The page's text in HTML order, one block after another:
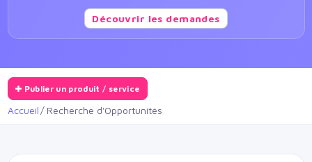
Découvrir les demandes
Publier un produit / service
Accueil Recherche d'Opportunités